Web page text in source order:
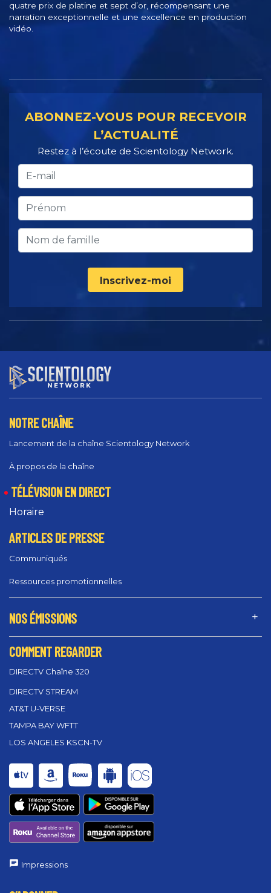
quatre prix de platine et sept d’or, récompensant une
narration exceptionnelle et une excellence en production
vidéo.
ABONNEZ-VOUS POUR RECEVOIR
L’ACTUALITÉ
Restez à l’écoute de Scientology Network.
Inscrivez-moi
NOTRE CHAÎNE
Lancement de la chaîne Scientology Network
À propos de la chaîne
TÉLÉVISION EN DIRECT
Horaire
ARTICLES DE PRESSE
Communiqués
Ressources promotionnelles
NOS ÉMISSIONS
COMMENT REGARDER
DIRECTV Chaîne 320
DIRECTV STREAM
AT&T U-VERSE
TAMPA BAY WFTT
LOS ANGELES KSCN-TV
Impressions